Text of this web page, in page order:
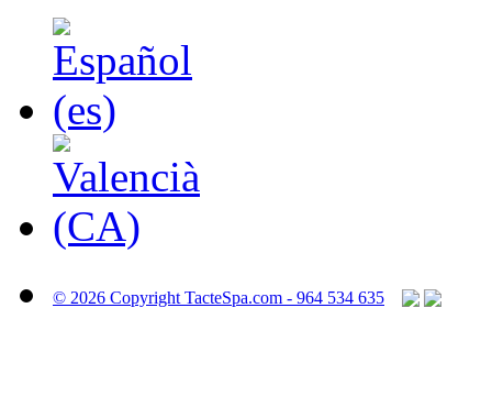
© 2026 Copyright TacteSpa.com - 964 534 635